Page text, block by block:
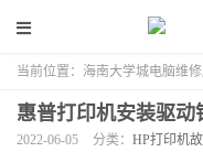
当前位置： 海南大学城电脑维
惠普打印机安装驱动
2022-06-05 分类： HP打印机